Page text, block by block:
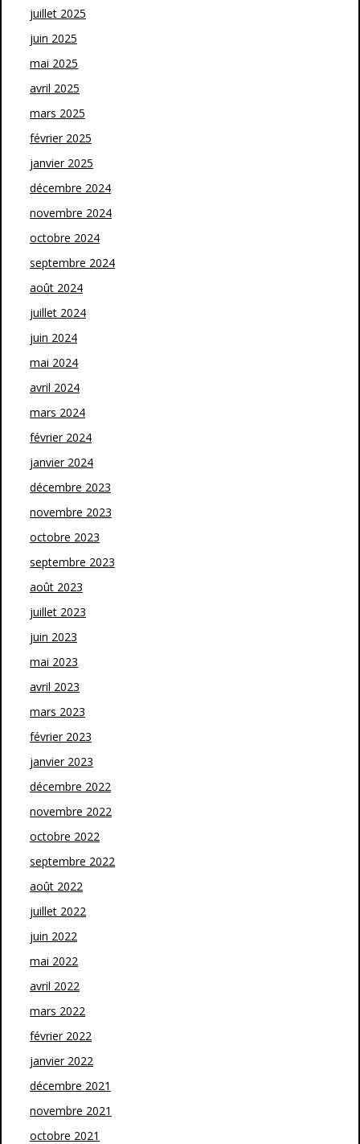
juillet 2025
juin 2025
mai 2025
avril 2025
mars 2025
février 2025
janvier 2025
décembre 2024
novembre 2024
octobre 2024
septembre 2024
août 2024
juillet 2024
juin 2024
mai 2024
avril 2024
mars 2024
février 2024
janvier 2024
décembre 2023
novembre 2023
octobre 2023
septembre 2023
août 2023
juillet 2023
juin 2023
mai 2023
avril 2023
mars 2023
février 2023
janvier 2023
décembre 2022
novembre 2022
octobre 2022
septembre 2022
août 2022
juillet 2022
juin 2022
mai 2022
avril 2022
mars 2022
février 2022
janvier 2022
décembre 2021
novembre 2021
octobre 2021